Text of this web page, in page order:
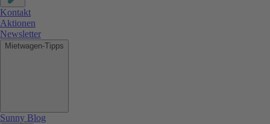
Kontakt
Aktionen
Newsletter
Mietwagen-Tipps
Sunny Blog